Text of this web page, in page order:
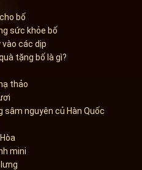
bố
sức khỏe bố
vào các dịp
tặng bố là gì?
thảo
nguyên củ Hàn Quốc
mini